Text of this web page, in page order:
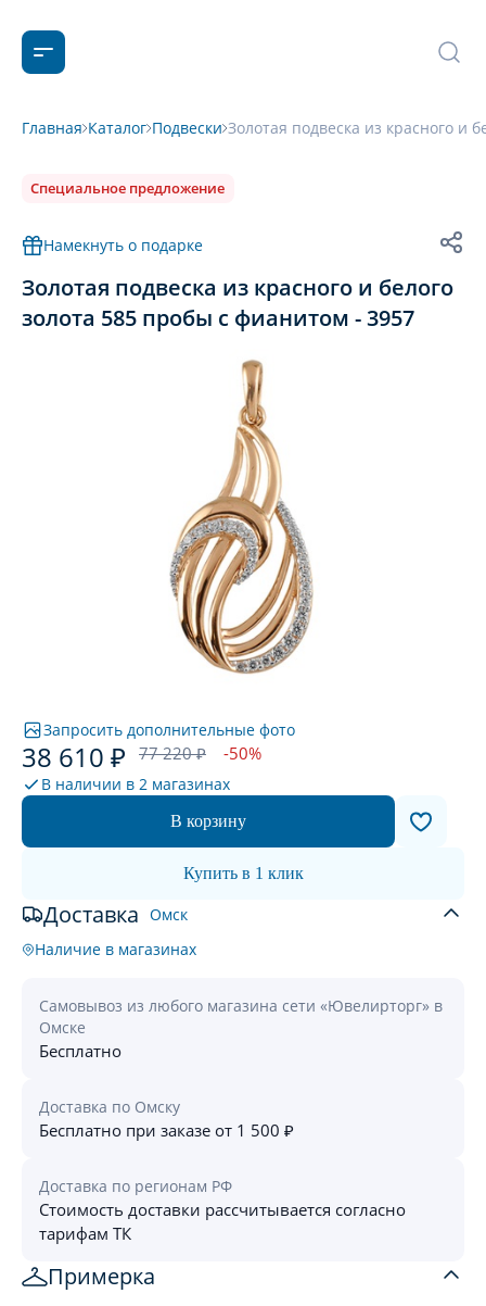
Главная Каталог Подвески Золотая подвеска из красного и
Специальное предложение
Намекнуть о подарке
Золотая подвеска из красного и белого
золота 585 пробы с фианитом - 3957
Запросить дополнительные фото
38 610 ₽ 77 220 ₽ -50%
В наличии в 2 магазинах
В корзину
Купить в 1 клик
Доставка Омск
Наличие в магазинах
Самовывоз из любого магазина сети «Ювелирторг» в
Омске
Бесплатно
Доставка по Омску
Бесплатно при заказе от 1 500 ₽
Доставка по регионам РФ
Стоимость доставки рассчитывается согласно
тарифам ТК
Примерка